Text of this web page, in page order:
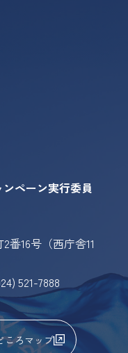
ペーン実行委員
番16号（西庁舎11
521-7888
ころマップ